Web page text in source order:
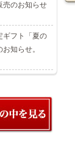
売のお知らせ
ギフト「夏の
知らせ。